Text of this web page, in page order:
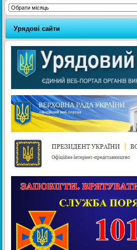
Архіви
Урядові сайти